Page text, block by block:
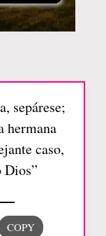
sepárese;
hermana
caso,
Dios”